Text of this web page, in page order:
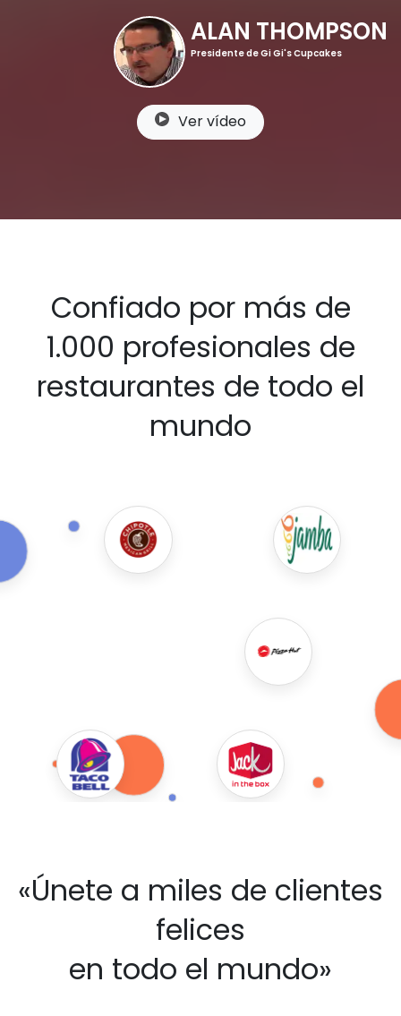
ALAN THOMPSON
Presidente de Gi Gi's Cupcakes
Ver vídeo
Confiado por más de
1.000 profesionales de
restaurantes de todo el
mundo
«Únete a miles de clientes
felices
en todo el mundo»